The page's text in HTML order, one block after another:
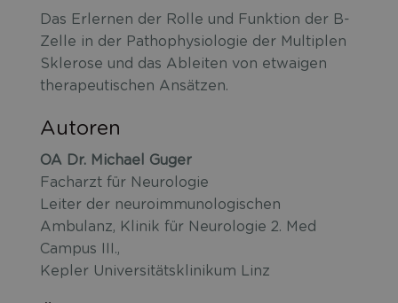
Das Erlernen der Rolle und Funktion der B-
Zelle in der Pathophysiologie der Multiplen
Sklerose und das Ableiten von etwaigen
therapeutischen Ansätzen.
Autoren
OA Dr. Michael Guger
Facharzt für Neurologie
Leiter der neuroimmunologischen
Ambulanz, Klinik für Neurologie 2. Med
Campus III.,
Kepler Universitätsklinikum Linz